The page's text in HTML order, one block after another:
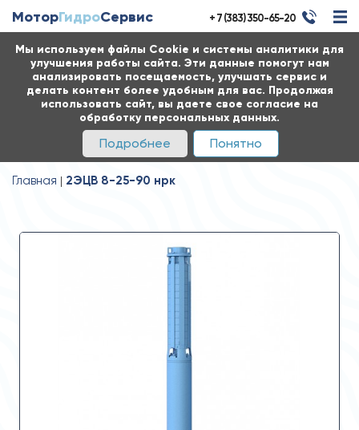
Мы используем файлы Cookie и системы аналитики для
улучшения работы сайта. Эти данные помогут нам
анализировать посещаемость, улучшать сервис и
делать контент более удобным для вас. Продолжая
использовать сайт, вы даете свое согласие на
обработку персональных данных.
Подробнее Понятно
МоторГидроСервис + 7 (383) 350-65-20
Главная 2ЭЦВ 8-25-90 нрк